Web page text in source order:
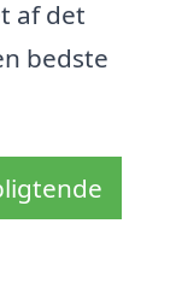
af det
bedste